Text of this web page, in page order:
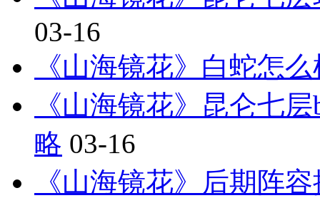
03-16
《山海镜花》白蛇怎
《山海镜花》昆仑七
略 03-16
《山海镜花》后期阵